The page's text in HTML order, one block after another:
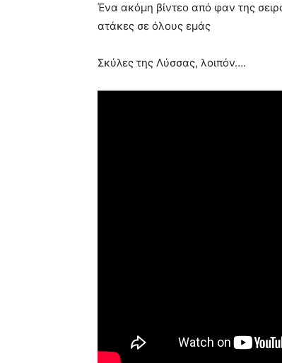
Ένα ακόμη βίντεο από φαν της
ατάκες σε όλους εμάς
Σκύλες της Λύσσας, λοιπόν….